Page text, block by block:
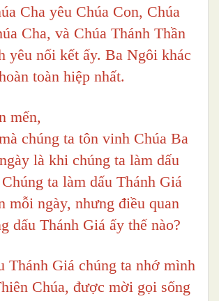
Cha yêu Chúa Con, Chúa
Cha, và Chúa Thánh Thần
yêu nối kết ấy. Ba Ngôi khác
toàn hiệp nhất.
mến,
chúng ta tôn vinh Chúa Ba
là khi chúng ta làm dấu
ta làm dấu Thánh Giá
mỗi ngày, nhưng điều quan
dấu Thánh Giá ấy thế nào?
Thánh Giá chúng ta nhớ mình
Chúa, được mời gọi sống